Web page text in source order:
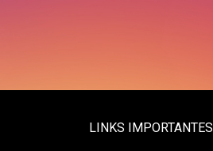
LINKS IMPORTANTES